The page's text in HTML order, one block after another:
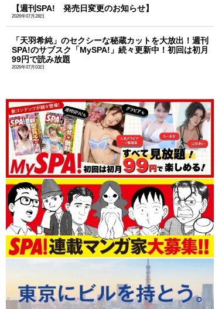
【週刊SPA! 発売日変更のお知らせ】
2026年07月28日
「天羽希純」のセクシーな秘蔵カットを大放出！週刊
SPA!のサブスク「MySPA!」続々更新中！初回は初月
99円で読み放題
2026年07月03日